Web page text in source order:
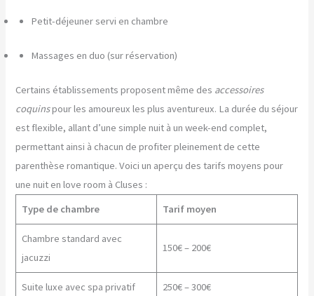
Petit-déjeuner servi en chambre
Massages en duo (sur réservation)
Certains établissements proposent même des accessoires
coquinspour les amoureux les plus aventureux. La durée du séjour
est flexible, allant d’une simple nuit à un week-end complet,
permettant ainsi à chacun de profiter pleinement de cette
parenthèse romantique. Voici un aperçu des tarifs moyens pour
une nuit en love room à Cluses :
Type de chambre
Tarif moyen
Chambre standard avec
jacuzzi
150€ – 200€
Suite luxe avec spa privatif 250€ – 300€